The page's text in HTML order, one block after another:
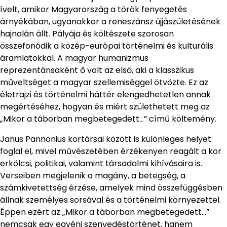
ívelt, amikor Magyarország a török fenyegetés
árnyékában, ugyanakkor a reneszánsz újjászületésének
hajnalán állt. Pályája és költészete szorosan
összefonódik a közép-európai történelmi és kulturális
áramlatokkal. A magyar humanizmus
reprezentánsaként ő volt az első, aki a klasszikus
műveltséget a magyar szellemiséggel ötvözte. Ez az
életrajzi és történelmi háttér elengedhetetlen annak
megértéséhez, hogyan és miért születhetett meg az
„Mikor a táborban megbetegedett…” című költemény.
Janus Pannonius kortársai között is különleges helyet
foglal el, mivel művészetében érzékenyen reagált a kor
erkölcsi, politikai, valamint társadalmi kihívásaira is.
Verseiben megjelenik a magány, a betegség, a
számkivetettség érzése, amelyek mind összefüggésben
állnak személyes sorsával és a történelmi környezettel.
Éppen ezért az „Mikor a táborban megbetegedett…”
nemcsak egy egyéni szenvedéstörténet, hanem